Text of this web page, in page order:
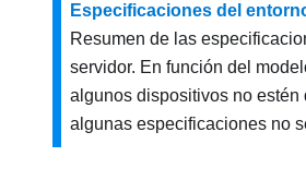
Especificaciones del
Resumen de las
servidor. En función del
algunos dispositivos no estén
algunas especificaciones no